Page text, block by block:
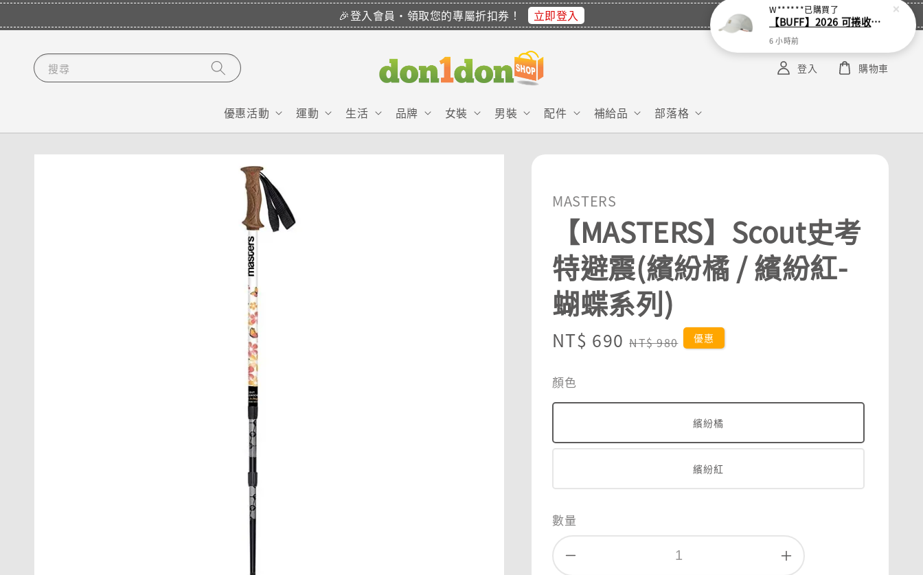
🎉登入會員・領取您的專屬折扣券！ 立即登入
搜尋
優惠活動 運動 生活 品牌 女裝 男裝 配件 補給品 部落格
登入 購物車
MASTERS
【MASTERS】Scout史考
特避震(繽紛橘 / 繽紛紅-
蝴蝶系列)
Sale
NT$ 690 Regular
NT$ 980 優惠
顏色
繽紛橘
繽紛紅
數量
W******已購買了
【BUFF】2026 可捲收跑帽